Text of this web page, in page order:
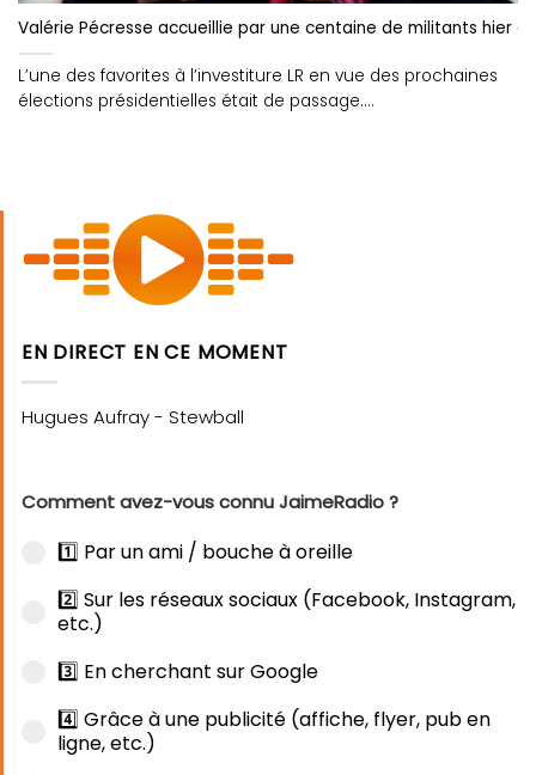
Valérie Pécresse accueillie par une centaine de militants hier à
L’une des favorites à l’investiture LR en vue des prochaines
élections présidentielles était de passage....
EN DIRECT EN CE MOMENT
Comment avez-vous connu JaimeRadio ?
1️⃣ Par un ami / bouche à oreille
2️⃣ Sur les réseaux sociaux (Facebook, Instagram,
etc.)
3️⃣ En cherchant sur Google
4️⃣ Grâce à une publicité (affiche, flyer, pub en
ligne, etc.)